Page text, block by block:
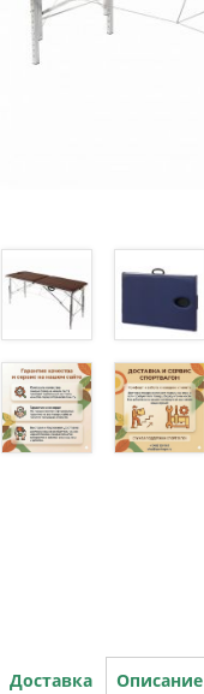
Доставка Описание